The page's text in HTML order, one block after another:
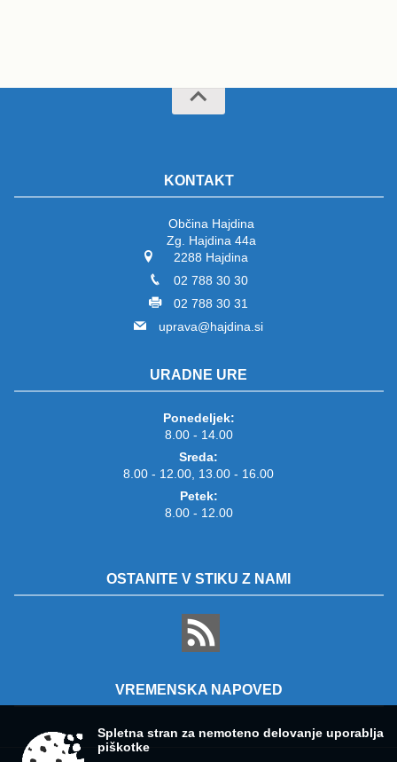
KONTAKT
Občina Hajdina
Zg. Hajdina 44a
2288 Hajdina
02 788 30 30
02 788 30 31
uprava@hajdina.si
URADNE URE
Ponedeljek:
8.00 - 14.00
Sreda:
8.00 - 12.00, 13.00 - 16.00
Petek:
8.00 - 12.00
OSTANITE V STIKU Z NAMI
VREMENSKA NAPOVED
Spletna stran za nemoteno delovanje uporablja
piškotke